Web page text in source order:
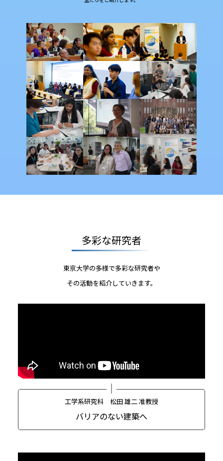
多彩な研究者
東京大学の多様で多彩な研究者や
その活動を紹介していきます。
工学系研究科 松田 雄二 准教授
バリアのない建築へ